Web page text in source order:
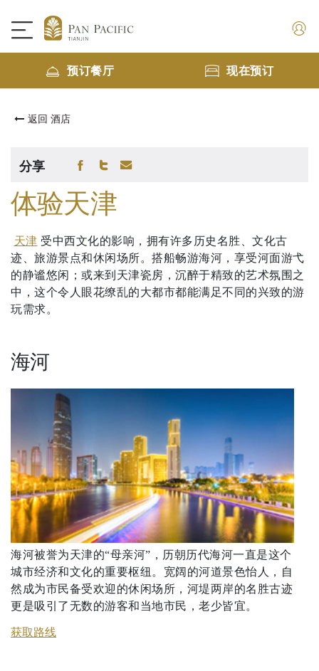
预订餐厅 现在预订
返回 酒店
分享
体验天津
天津 受中西文化的影响，拥有许多历史名胜、文化古
迹、旅游景点和休闲场所。搭船畅游海河，享受河面游弋
的静谧悠闲；或来到天津瓷房，沉醉于精致的艺术氛围之
中，这个令人眼花缭乱的大都市都能满足不同的兴致的游
玩需求。
海河
海河被誉为天津的“母亲河”，历朝历代海河一直是这个
城市经济和文化的重要枢纽。宽阔的河道景色怡人，自
然成为市民备受欢迎的休闲场所，河堤两岸的名胜古迹
更是吸引了无数的游客和当地市民，老少皆宜。
获取路线